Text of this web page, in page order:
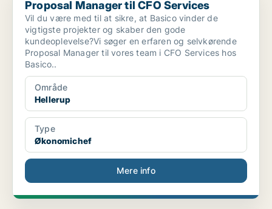
Proposal Manager til CFO Services
Vil du være med til at sikre, at Basico vinder de
vigtigste projekter og skaber den gode
kundeoplevelse?Vi søger en erfaren og selvkørende
Proposal Manager til vores team i CFO Services hos
Basico..
Område
Hellerup
Type
Økonomichef
Mere info